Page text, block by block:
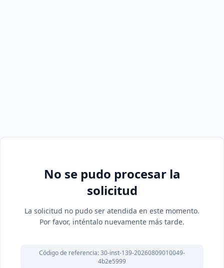
No se pudo procesar la
solicitud
La solicitud no pudo ser atendida en este momento.
Por favor, inténtalo nuevamente más tarde.
Código de referencia: 30-inst-139-20260809010049-
4b2e5999